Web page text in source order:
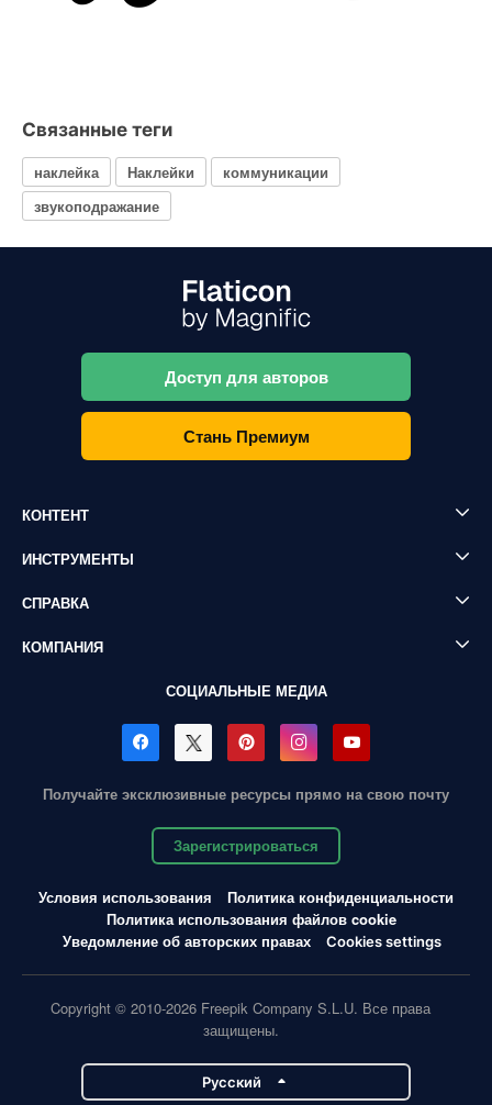
Связанные теги
наклейка Наклейки
коммуникации
звукоподражание
Доступ для авторов
Стань Премиум
КОНТЕНТ
ИНСТРУМЕНТЫ
СПРАВКА
КОМПАНИЯ
СОЦИАЛЬНЫЕ МЕДИА
Получайте эксклюзивные ресурсы прямо на свою почту
Зарегистрироваться
Условия использования
Политика конфиденциальности
Политика использования файлов cookie
Уведомление об авторских правах
Cookies settings
Copyright © 2010-2026 Freepik Company S.L.U. Все права
защищены.
Pусский